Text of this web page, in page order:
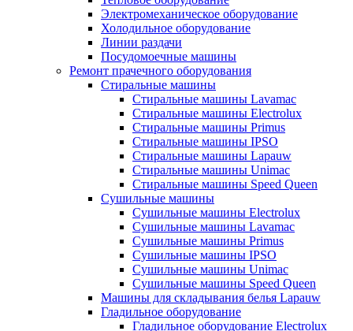
Электромеханическое оборудование
Холодильное оборудование
Линии раздачи
Посудомоечные машины
Ремонт прачечного оборудования
Стиральные машины
Стиральные машины Lavamac
Стиральные машины Electrolux
Стиральные машины Primus
Стиральные машины IPSO
Стиральные машины Lapauw
Стиральные машины Unimac
Стиральные машины Speed Queen
Сушильные машины
Сушильные машины Electrolux
Сушильные машины Lavamac
Сушильные машины Primus
Сушильные машины IPSO
Сушильные машины Unimac
Сушильные машины Speed Queen
Машины для складывания белья Lapauw
Гладильное оборудование
Гладильное оборудование Electrolux